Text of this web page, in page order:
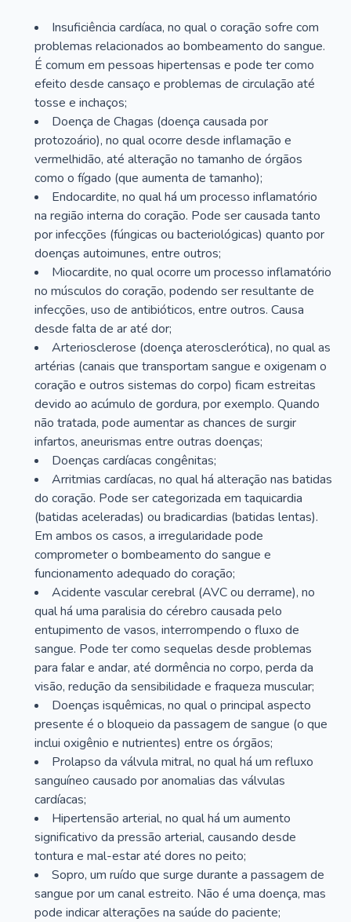
Insuficiência cardíaca, no qual o coração sofre com
problemas relacionados ao bombeamento do sangue.
É comum em pessoas hipertensas e pode ter como
efeito desde cansaço e problemas de circulação até
tosse e inchaços;
Doença de Chagas (doença causada por
protozoário), no qual ocorre desde inflamação e
vermelhidão, até alteração no tamanho de órgãos
como o fígado (que aumenta de tamanho);
Endocardite, no qual há um processo inflamatório
na região interna do coração. Pode ser causada tanto
por infecções (fúngicas ou bacteriológicas) quanto por
doenças autoimunes, entre outros;
Miocardite, no qual ocorre um processo inflamatório
no músculos do coração, podendo ser resultante de
infecções, uso de antibióticos, entre outros. Causa
desde falta de ar até dor;
Arteriosclerose (doença aterosclerótica), no qual as
artérias (canais que transportam sangue e oxigenam o
coração e outros sistemas do corpo) ficam estreitas
devido ao acúmulo de gordura, por exemplo. Quando
não tratada, pode aumentar as chances de surgir
infartos, aneurismas entre outras doenças;
Doenças cardíacas congênitas;
Arritmias cardíacas, no qual há alteração nas batidas
do coração. Pode ser categorizada em taquicardia
(batidas aceleradas) ou bradicardias (batidas lentas).
Em ambos os casos, a irregularidade pode
comprometer o bombeamento do sangue e
funcionamento adequado do coração;
Acidente vascular cerebral (AVC ou derrame), no
qual há uma paralisia do cérebro causada pelo
entupimento de vasos, interrompendo o fluxo de
sangue. Pode ter como sequelas desde problemas
para falar e andar, até dormência no corpo, perda da
visão, redução da sensibilidade e fraqueza muscular;
Doenças isquêmicas, no qual o principal aspecto
presente é o bloqueio da passagem de sangue (o que
inclui oxigênio e nutrientes) entre os órgãos;
Prolapso da válvula mitral, no qual há um refluxo
sanguíneo causado por anomalias das válvulas
cardíacas;
Hipertensão arterial, no qual há um aumento
significativo da pressão arterial, causando desde
tontura e mal-estar até dores no peito;
Sopro, um ruído que surge durante a passagem de
sangue por um canal estreito. Não é uma doença, mas
pode indicar alterações na saúde do paciente;